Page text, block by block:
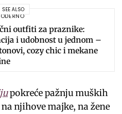
SEE ALSO
outfiti za praznike:
i udobnost u jednom –
cozy chic i mekane
pokreće pažnju muških
njihove majke, na žene